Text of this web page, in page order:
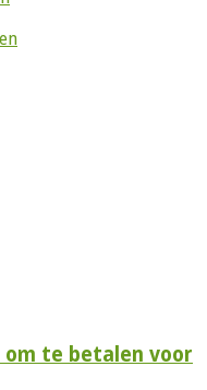
te betalen voor